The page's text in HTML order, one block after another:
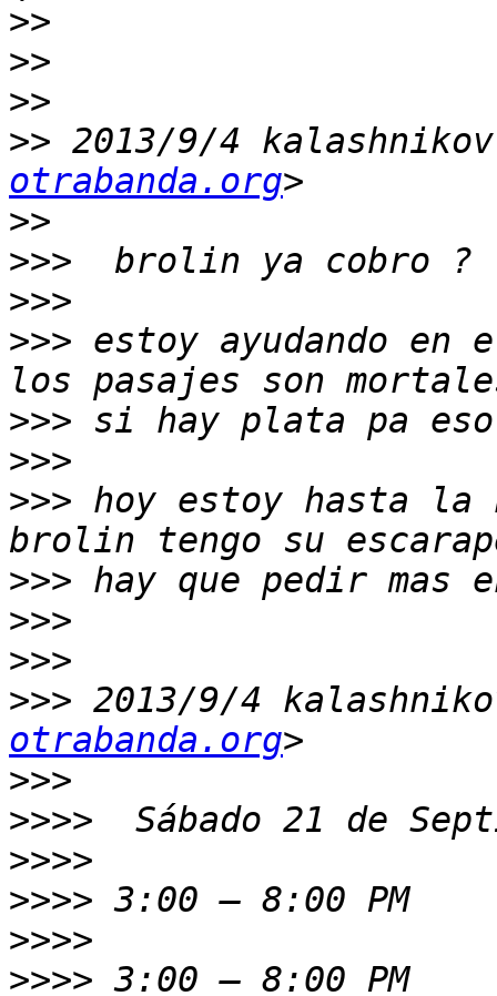
>>
>>
>>
>> 2013/9/4
otrabanda.org
>>
>>>
>>>
>>> estoy ayudando en
>>>
>>>
>>> hoy estoy hasta la
>>>
>>>
>>>
>>> 2013/9/4
otrabanda.org
>>>
>>>>
>>>>
>>>>
>>>>
>>>>